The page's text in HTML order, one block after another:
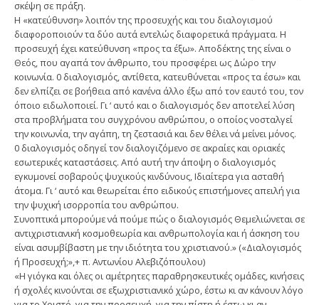
σκέψη σε πράξη.
Η «κατεύθυνση» λοιπόν της προσευχής και του διαλογισμού
διαφοροποιούν τα δύο αυτά εντελώς διαφορετικά πράγματα. Η
προσευχή έχει κατεύθυνση «προς τα έξω». Αποδέκτης της είναι ο
Θεός, που αγαπά τον άνθρωπο, του προσφέρει ως Δώρο την
κοινωνία. 0 διαλογισμός, αντίθετα, κατευθύνεται «προς τα έσω» και
δεν ελπίζει σε βοήθεια από κανένα άλλο έξω από τον εαυτό του, τον
όποιο ειδωλοποιεί. Γι ‘ αυτό και ο διαλογισμός δεν αποτελεί λύση
στα προβλήματα του συγχρόνου ανθρώπου, ο οποίος νοσταλγεί
την κοινωνία, την αγάπη, τη ζεστασιά και δεν θέλει νά μείνει μόνος.
0 διαλογισμός οδηγεί τον διαλογιζόμενο σε ακραίες και οριακές
εσωτερικές καταστάσεις. Από αυτή την άποψη ο διαλογισμός
εγκυμονεί σοβαρούς ψυχικούς κινδύνους, Ιδιαίτερα για ασταθή
άτομα. Γι ‘ αυτό και θεωρείται έπο ειδικούς επιστήμονες απειλή για
την ψυχική ισορροπία του ανθρώπου.
Συνοπτικά μπορούμε νά πούμε πώς ο διαλογισμός Θεμελιώνεται σε
αντιχριστιανική κοσμοθεωρία και ανθρωπολογία και ή άσκηση του
είναι ασυμβίβαστη με την ιδιότητα του χριστιανού.» («Διαλογισμός
ή Προσευχή;»,+ π. Αντωνίου Αλεβιζόπουλου)
«Η γιόγκα και όλες οι αμέτρητες παραθρησκευτικές ομάδες, κινήσεις
ή σχολές κινούνται σε εξωχριστιανικό χώρο, έστω κι αν κάνουν λόγο